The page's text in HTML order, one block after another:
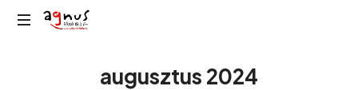
Agnus
augusztus 2024